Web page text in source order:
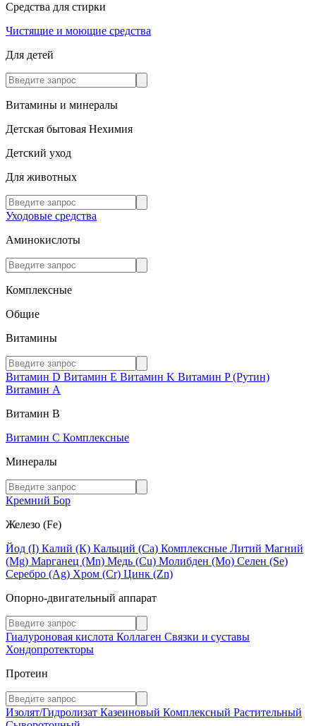
Средства для стирки
Чистящие и моющие средства
Для детей
Витамины и минералы
Детская бытовая Нехимия
Детский уход
Для животных
Уходовые средства
Аминокислоты
Комплексные
Общие
Витамины
Витамин D Витамин E Витамин K Витамин P (Рутин)
Витамин А
Витамин В
Витамин C Комплексные
Минералы
Кремний Бор
Железо (Fe)
Йод (I) Калий (К) Кальций (Са) Комплексные Литий Магний
(Mg) Марганец (Mn) Медь (Сu) Молибден (Мо) Селен (Se)
Серебро (Ag) Хром (Cr) Цинк (Zn)
Опорно-двигательный аппарат
Гиалуроновая кислота Коллаген Связки и суставы
Хондопротекторы
Протеин
Изолят/Гидролизат Казеиновый Комплексный Растительный